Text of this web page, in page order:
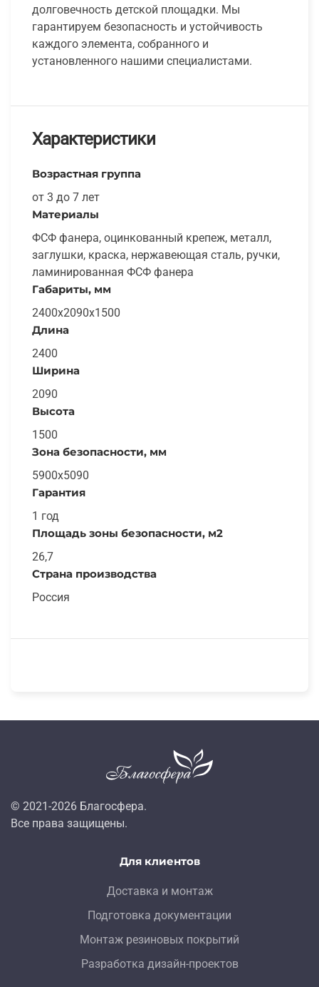
долговечность детской площадки. Мы
гарантируем безопасность и устойчивость
каждого элемента, собранного и
установленного нашими специалистами.
Характеристики
Возрастная группа
от 3 до 7 лет
Материалы
ФСФ фанера, оцинкованный крепеж, металл,
заглушки, краска, нержавеющая сталь, ручки,
ламинированная ФСФ фанера
Габариты, мм
2400x2090x1500
Длина
2400
Ширина
2090
Высота
1500
Зона безопасности, мм
5900x5090
Гарантия
1 год
Площадь зоны безопасности, м2
26,7
Страна производства
Россия
© 2021-2026 Благосфера.
Все права защищены.
Для клиентов
Доставка и монтаж
Подготовка документации
Монтаж резиновых покрытий
Разработка дизайн-проектов